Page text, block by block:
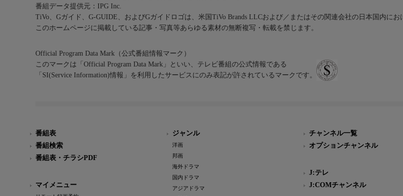
番組データ提供元：IPG Inc.
TiVo、Gガイド、G-GUIDE、およびGガイドロゴは、米国TiVo Brands LLCおよび／またはその関連会社の日本国内にお
このホームページに掲載している記事・写真等あらゆる素材の無断複写・転載を禁じます。
Official Program Data Mark（公式番組情報マーク）
このマークは「Official Program Data Mark」といい、テレビ番組の公式情報である
「SI(Service Information)情報」を利用したサービスにのみ表記が許されているマークです。
番組表
番組検索
番組表・チラシPDF
マイメニュー
ジャンル
洋画
邦画
海外ドラマ
国内ドラマ
アジアドラマ
チャンネル一覧
オプションチャンネル
J:テレ
J:COMチャンネル